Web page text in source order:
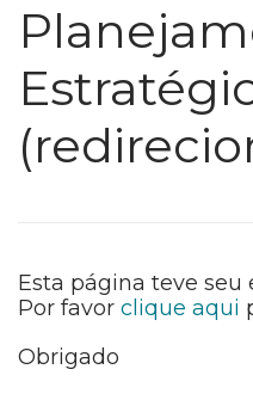
Esta página teve seu
Por favor clique aqui
Obrigado